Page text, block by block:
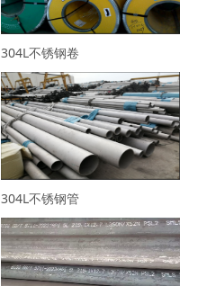
304L不锈钢卷
304L不锈钢管